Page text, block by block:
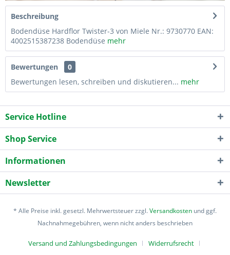
Beschreibung
Bodendüse Hardflor Twister-3 von Miele Nr.: 9730770 EAN:
4002515387238 Bodendüse mehr
Bewertungen
0
Bewertungen lesen, schreiben und diskutieren... mehr
Service Hotline
Shop Service
Informationen
Newsletter
* Alle Preise inkl. gesetzl. Mehrwertsteuer zzgl.Versandkosten und ggf.
Nachnahmegebühren, wenn nicht anders beschrieben
Versand und Zahlungsbedingungen Widerrufsrecht